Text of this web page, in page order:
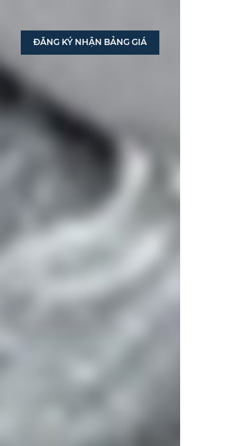
ĐĂNG KÝ NHẬN BẢNG GIÁ